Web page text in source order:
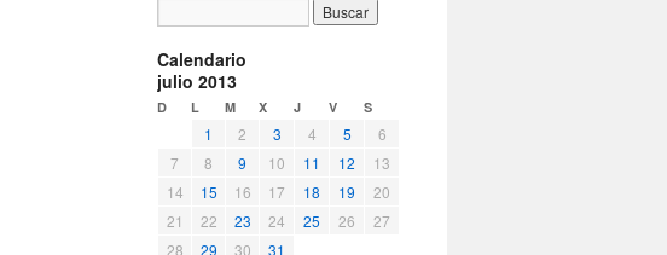
Calendario
julio 2013
D L M X J V S
1 2 3 4 5
6
7
8 9 10 11 12
13
14
15 16 17 18 19
20
21
22 23 24 25 26
27
28
29 30 31